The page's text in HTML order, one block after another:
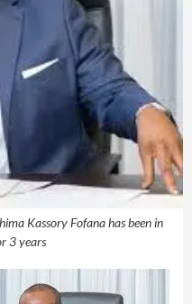
Kassory Fofana has been in
3 years